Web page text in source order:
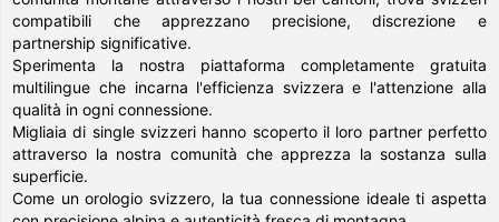
compatibili che apprezzano precisione, discrezione e
partnership significative.
Sperimenta la nostra piattaforma completamente gratuita
multilingue che incarna l'efficienza svizzera e l'attenzione alla
qualità in ogni connessione.
Migliaia di single svizzeri hanno scoperto il loro partner perfetto
attraverso la nostra comunità che apprezza la sostanza sulla
superficie.
Come un orologio svizzero, la tua connessione ideale ti aspetta